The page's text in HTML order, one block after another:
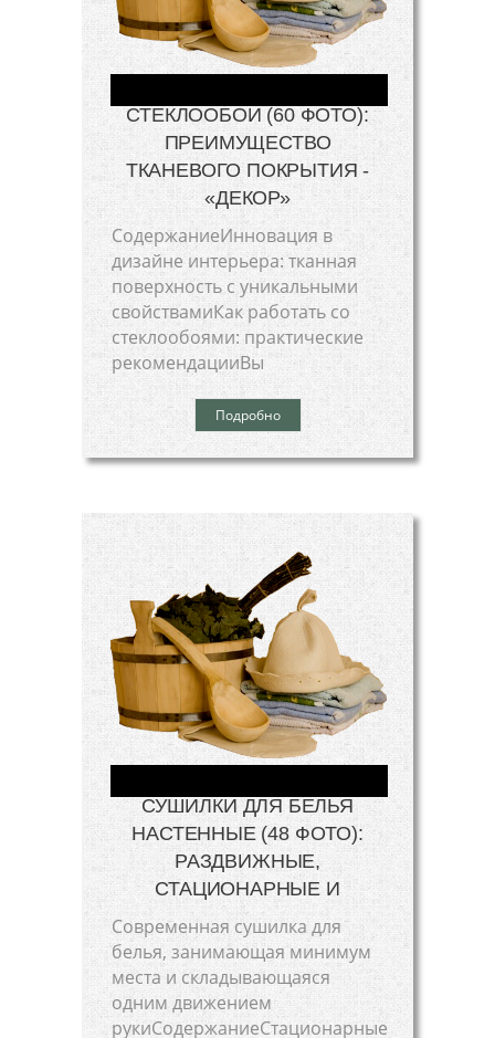
СТЕКЛООБОИ (60 ФОТО):
ПРЕИМУЩЕСТВО
ТКАНЕВОГО ПОКРЫТИЯ -
«ДЕКОР»
СодержаниеИнновация в
дизайне интерьера: тканная
поверхность с уникальными
свойствамиКак работать со
стеклообоями: практические
рекомендацииВы
Подробно
СУШИЛКИ ДЛЯ БЕЛЬЯ
НАСТЕННЫЕ (48 ФОТО):
РАЗДВИЖНЫЕ,
СТАЦИОНАРНЫЕ И
Современная сушилка для
белья, занимающая минимум
места и складывающаяся
одним движением
рукиСодержаниеСтационарные